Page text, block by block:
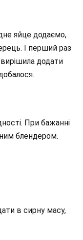
яйце додаємо,
І перший раз
додати
При бажанні
блендером.
в сирну масу,